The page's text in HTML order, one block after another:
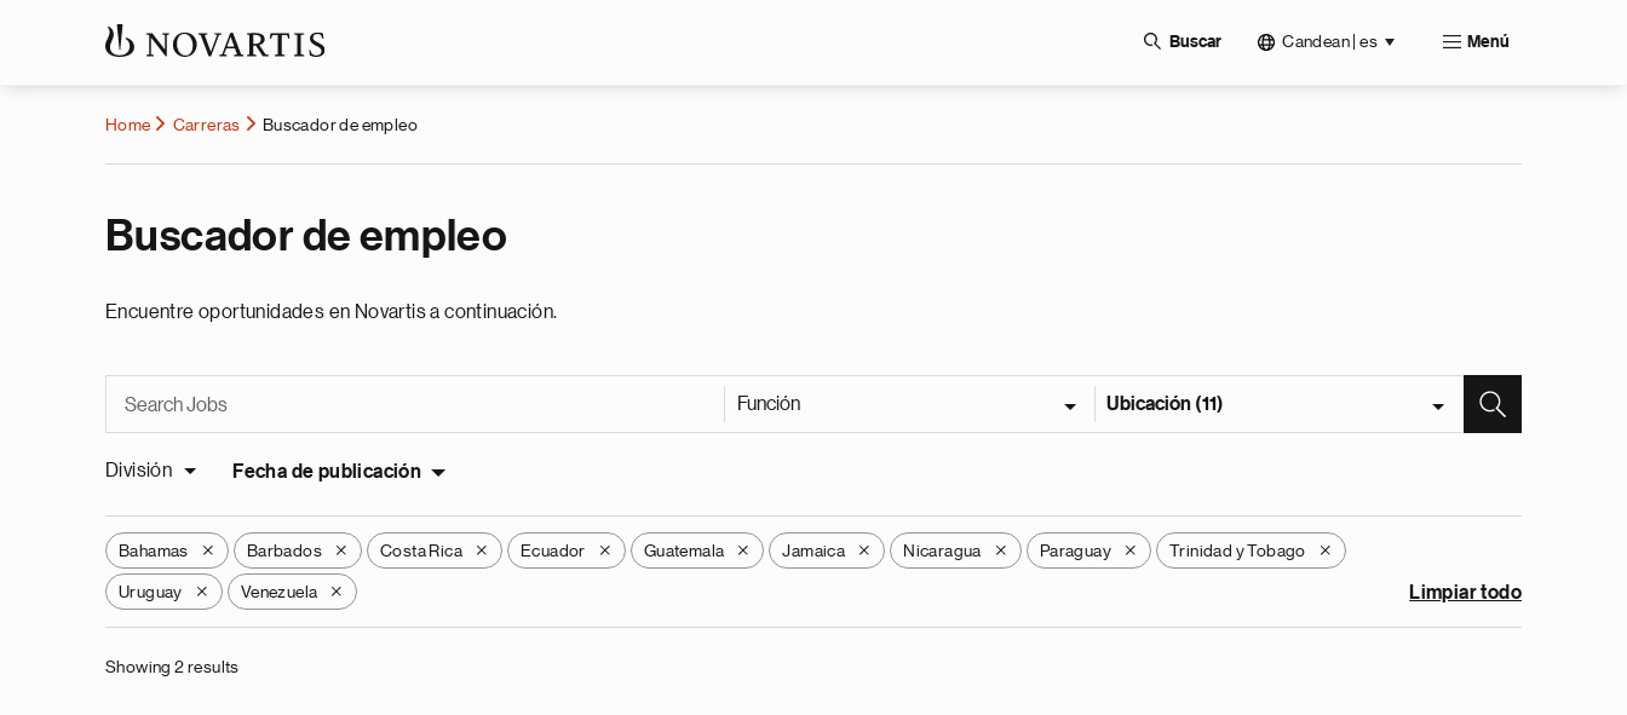
Buscar Candean | es Menú
Home Carreras Buscador de empleo
Buscador de empleo
Encuentre oportunidades en Novartis a continuación.
Función Ubicación (11)
División Fecha de publicación
Bahamas X Barbados X Costa Rica X Ecuador X Guatemala X Jamaica X Nicaragua X Paraguay X Trinidad y Tobago X
Uruguay X Venezuela X Limpiar todo
Showing 2 results